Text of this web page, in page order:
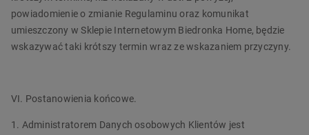
powiadomienie o zmianie Regulaminu oraz komunikat
umieszczony w Sklepie Internetowym Biedronka Home, będzie
wskazywać taki krótszy termin wraz ze wskazaniem przyczyny.
VI. Postanowienia końcowe.
1. Administratorem Danych osobowych Klientów jest